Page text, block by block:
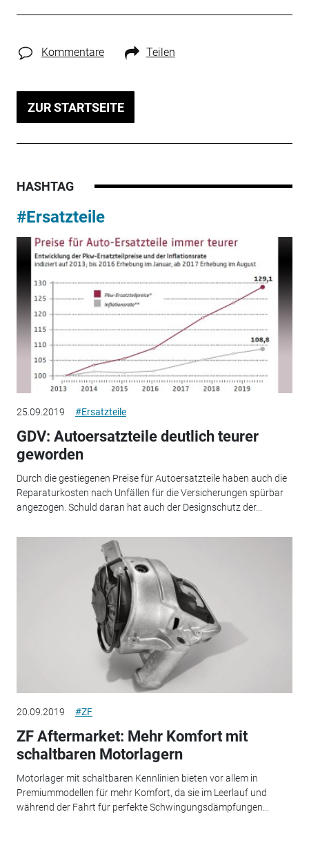
Kommentare Teilen
ZUR STARTSEITE
HASHTAG
#Ersatzteile
25.09.2019 #Ersatzteile
GDV: Autoersatzteile deutlich teurer
geworden
Durch die gestiegenen Preise für Autoersatzteile haben auch die
Reparaturkosten nach Unfällen für die Versicherungen spürbar
angezogen. Schuld daran hat auch der Designschutz der...
20.09.2019 #ZF
ZF Aftermarket: Mehr Komfort mit
schaltbaren Motorlagern
Motorlager mit schaltbaren Kennlinien bieten vor allem in
Premiummodellen für mehr Komfort, da sie im Leerlauf und
während der Fahrt für perfekte Schwingungsdämpfungen...